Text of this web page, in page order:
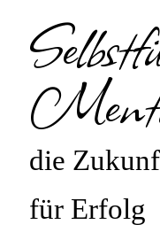
die
für Erfolg